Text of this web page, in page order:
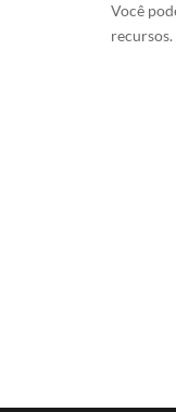
Você
recursos.